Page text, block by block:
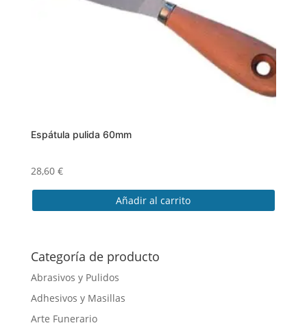
Espátula pulida 60mm
28,60 €
Añadir al carrito
Categoría de producto
Abrasivos y Pulidos
Adhesivos y Masillas
Arte Funerario